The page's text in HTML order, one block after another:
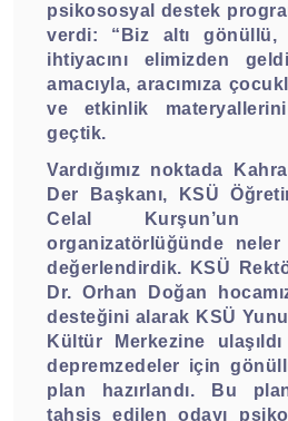
psikososyal destek
verdi: “ Biz altı
ihtiyacını elimizden
amacıyla, aracımıza
ve etkinlik
geçtik.
Vardığımız noktada
Der Başkanı, KSÜ
Celal Kurşun’un
organizatörlüğünde neler
değerlendirdik. KSÜ
Dr. Orhan Doğan
desteğini alarak KSÜ
Kültür Merkezine
depremzedeler için
plan hazırlandı. Bu
tahsis edilen odayı